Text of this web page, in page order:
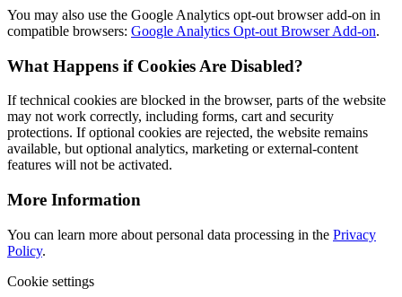
You may also use the Google Analytics opt-out browser add-on in
compatible browsers: Google Analytics Opt-out Browser Add-on.
What Happens if Cookies Are Disabled?
If technical cookies are blocked in the browser, parts of the website
may not work correctly, including forms, cart and security
protections. If optional cookies are rejected, the website remains
available, but optional analytics, marketing or external-content
features will not be activated.
More Information
You can learn more about personal data processing in the Privacy
Policy.
Cookie settings